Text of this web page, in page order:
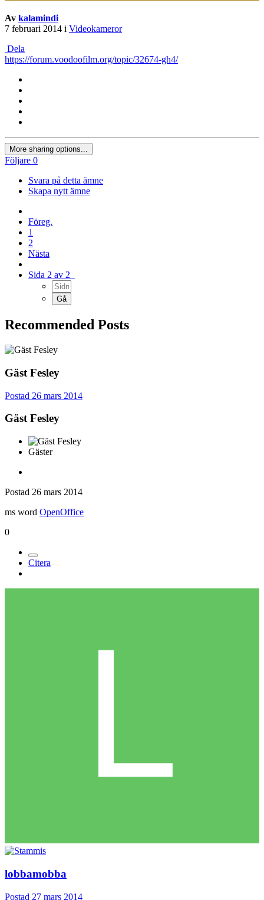
Av kalamindi
7 februari 2014 i Videokameror
Dela
https://forum.voodoofilm.org/topic/32674-gh4/
More sharing options...
Följare 0
Svara på detta ämne
Skapa nytt ämne
Föreg.
1
2
Nästa
Sida 2 av 2
Recommended Posts
Gäst Fesley
Postad 26 mars 2014
Gäst Fesley
Gäster
Postad 26 mars 2014
ms word OpenOffice
0
Citera
lobbamobba
Postad 27 mars 2014